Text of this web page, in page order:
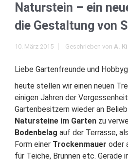
Naturstein – ein
die Gestaltung von
10. März 2015 Geschrieben von A.
Liebe Gartenfreunde und
heute stellen wir einen neuen
einigen Jahren der
Gartenbesitzern wieder an
Natursteine im Garten zu
Bodenbelag auf der Terrasse,
Form einer Trockenmauer oder
für Teiche, Brunnen etc. Gerade